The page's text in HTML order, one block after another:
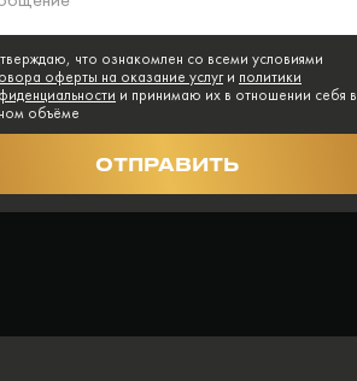
что ознакомлен со всеми условиями
оферты на оказание услуги политики
и принимаю их в отношении себя в
объёме
ОТПРАВИТЬ